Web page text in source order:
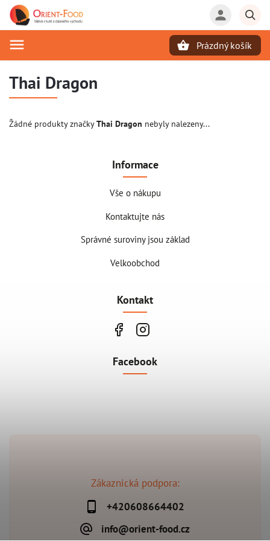
Prázdný košík
Thai Dragon
Žádné produkty značkyThai Dragon nebyly nalezeny...
Zákaznická podpora:
+420608664402
info@orient-food.cz
Informace
Vše o nákupu
Kontaktujte nás
Správné suroviny jsou základ
Velkoobchod
Kontakt
Facebook